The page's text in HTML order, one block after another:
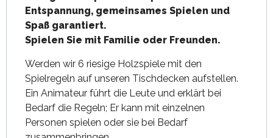
Entspannung, gemeinsames Spielen und
Spaß garantiert.
Spielen Sie mit Familie oder Freunden.
Werden wir 6 riesige Holzspiele mit den
Spielregeln auf unseren Tischdecken aufstellen.
Ein Animateur führt die Leute und erklärt bei
Bedarf die Regeln; Er kann mit einzelnen
Personen spielen oder sie bei Bedarf